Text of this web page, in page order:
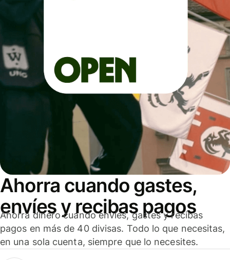
Ahorra cuando gastes,
envíes y recibas pagos
Ahorra dinero cuando envíes, gastes y recibas
pagos en más de 40 divisas. Todo lo que necesitas,
en una sola cuenta, siempre que lo necesites.